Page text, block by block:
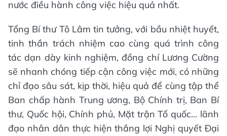
nước điều hành công việc hiệu quả nhất.
Tổng Bí thư Tô Lâm tin tưởng, với bầu nhiệt huyết,
tinh thần trách nhiệm cao cùng quá trình công
tác dạn dày kinh nghiệm, đồng chí Lương Cường
sẽ nhanh chóng tiếp cận công việc mới, có những
chỉ đạo sâu sát, kịp thời, hiệu quả để cùng tập thể
Ban chấp hành Trung ương, Bộ Chính trị, Ban Bí
thư, Quốc hội, Chính phủ, Mặt trận Tổ quốc... lãnh
đạo nhân dân thực hiện thắng lợi Nghị quyết Đại